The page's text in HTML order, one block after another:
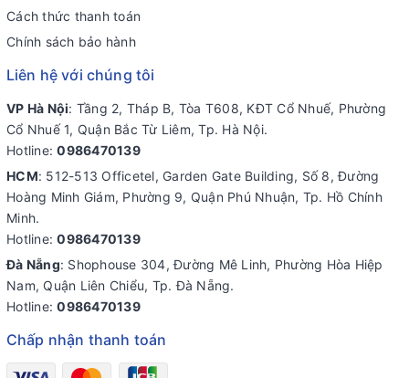
Cách thức thanh toán
Chính sách bảo hành
Liên hệ với chúng tôi
VP Hà Nội: Tầng 2, Tháp B, Tòa T608, KĐT Cổ Nhuế, Phường
Cổ Nhuế 1, Quận Bắc Từ Liêm, Tp. Hà Nội.
Hotline:0986470139
HCM: 512-513 Officetel, Garden Gate Building, Số 8, Đường
Hoàng Minh Giám, Phường 9, Quận Phú Nhuận, Tp. Hồ Chính
Minh.
Hotline:0986470139
Đà Nẵng: Shophouse 304, Đường Mê Linh, Phường Hòa Hiệp
Nam, Quận Liên Chiểu, Tp. Đà Nẵng.
Hotline:0986470139
Chấp nhận thanh toán